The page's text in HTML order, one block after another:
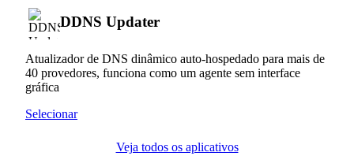
DDNS Updater
Atualizador de DNS dinâmico auto-hospedado para mais de
40 provedores, funciona como um agente sem interface
gráfica
Selecionar
Veja todos os aplicativos